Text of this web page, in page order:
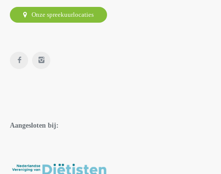
Onze spreekuurlocaties
Aangesloten bij: